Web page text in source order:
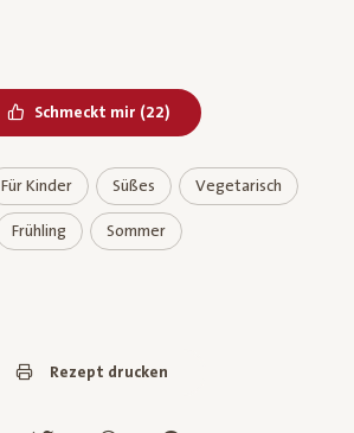
Schmeckt mir Bereits geliked
(22)
Für Kinder Süßes Vegetarisch
Frühling Sommer
Rezept drucken